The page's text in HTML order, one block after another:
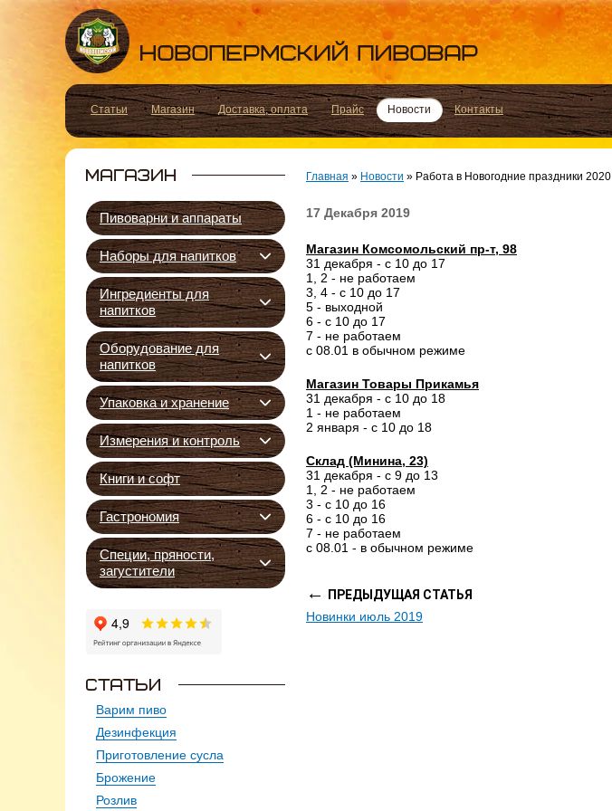
Статьи Магазин Доставка, оплата Прайс Новости Контакты
Пивоварни и аппараты
Наборы для напитков
Ингредиенты для
напитков
Оборудование для
напитков
Упаковка и хранение
Измерения и контроль
Книги и софт
Гастрономия
Специи, пряности,
загустители
Варим пиво
Дезинфекция
Приготовление сусла
Брожение
Розлив
Главная » Новости » Работа в Новогодние праздники 2020
17 Декабря 2019
Магазин Комсомольский пр-т, 98
31 декабря - с 10 до 17
1, 2 - не работаем
3, 4 - с 10 до 17
5 - выходной
6 - с 10 до 17
7 - не работаем
с 08.01 в обычном режиме
Магазин Товары Прикамья
31 декабря - с 10 до 18
1 - не работаем
2 января - с 10 до 18
Склад (Минина, 23)
31 декабря - с 9 до 13
1, 2 - не работаем
3 - с 10 до 16
6 - с 10 до 16
7 - не работаем
с 08.01 - в обычном режиме
←
ПРЕДЫДУЩАЯ СТАТЬЯ
Новинки июль 2019